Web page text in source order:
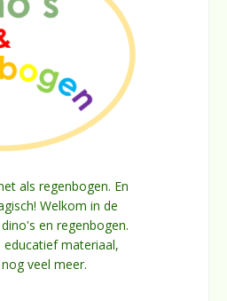
als regenbogen. En
Welkom in de
en regenbogen.
educatief materiaal,
veel meer.